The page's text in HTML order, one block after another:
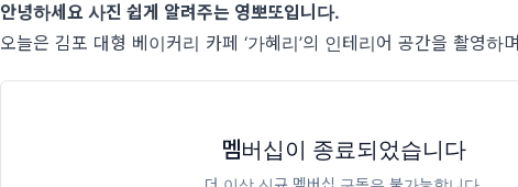
안녕하세요 사진 쉽게 알려주는 영뽀또입니다.
오늘은 김포 대형 베이커리 카페 ‘가혜리’의 인테리어 공간을 촬영하며
멤버십이 종료되었습니다